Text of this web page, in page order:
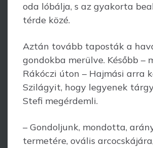
oda lóbálja, s az gyakorta
térde közé.
Aztán tovább taposták a
gondokba merülve. Később –
Rákóczi úton – Hajmási arra
Szilágyit, hogy legyenek
Stefi megérdemli.
– Gondoljunk, mondotta,
termetére, ovális